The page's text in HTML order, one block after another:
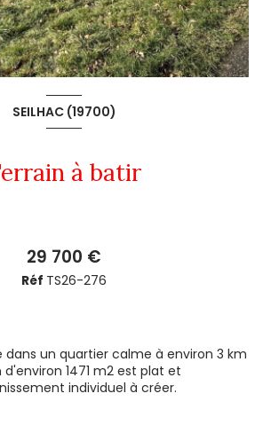
SEILHAC (19700)
à batir
29 700 €
Réf TS26-276
dans un quartier calme à environ 3 km
1471 m2 est plat et
individuel à créer.